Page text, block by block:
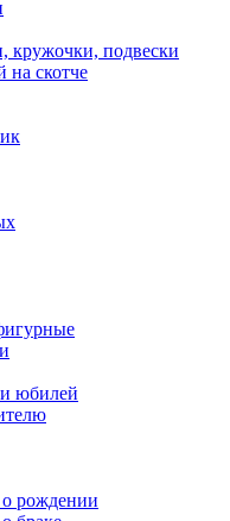
кружочки, подвески
на скотче
юбилей
о рождении